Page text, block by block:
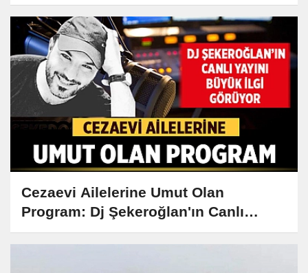
Cezaevi Ailelerine Umut Olan
Program: Dj Şekeroğlan'ın Canlı
Yayını Büyük İlgi Görüyor